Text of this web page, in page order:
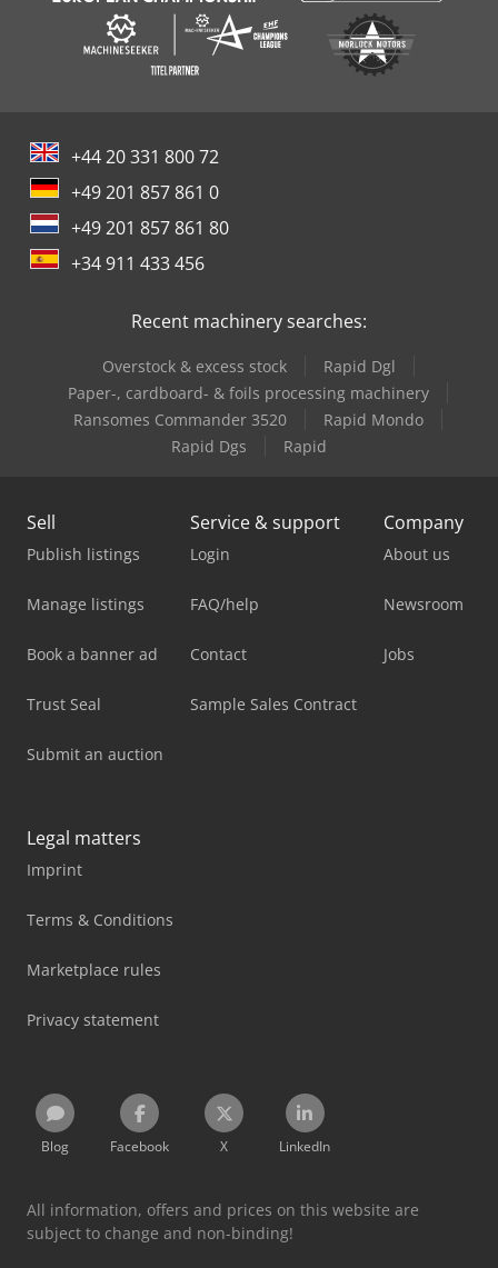
+44 20 331 800 72
+49 201 857 861 0
+49 201 857 861 80
+34 911 433 456
Recent machinery searches:
Overstock & excess stock
Rapid Dgl
Paper-, cardboard- & foils processing machinery
Ransomes Commander 3520
Rapid Mondo
Rapid Dgs
Rapid
Sell
Publish listings
Manage listings
Book a banner ad
Trust Seal
Submit an auction
Service & support
Login
FAQ/help
Contact
Sample Sales Contract
Company
About us
Newsroom
Jobs
Legal matters
Imprint
Terms & Conditions
Marketplace rules
Privacy statement
Blog Facebook X LinkedIn
All information, offers and prices on this website are
subject to change and non-binding!